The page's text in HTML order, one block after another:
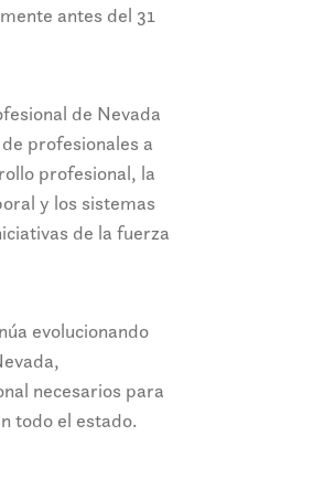
antes del 31
de Nevada
profesionales a
profesional, la
y los sistemas
de la fuerza
evolucionando
necesarios para
todo el estado.